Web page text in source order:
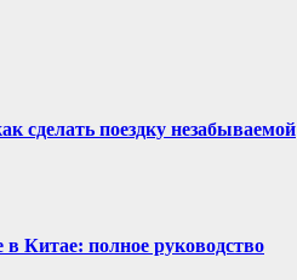
сделать поездку незабываемой
в Китае: полное руководство